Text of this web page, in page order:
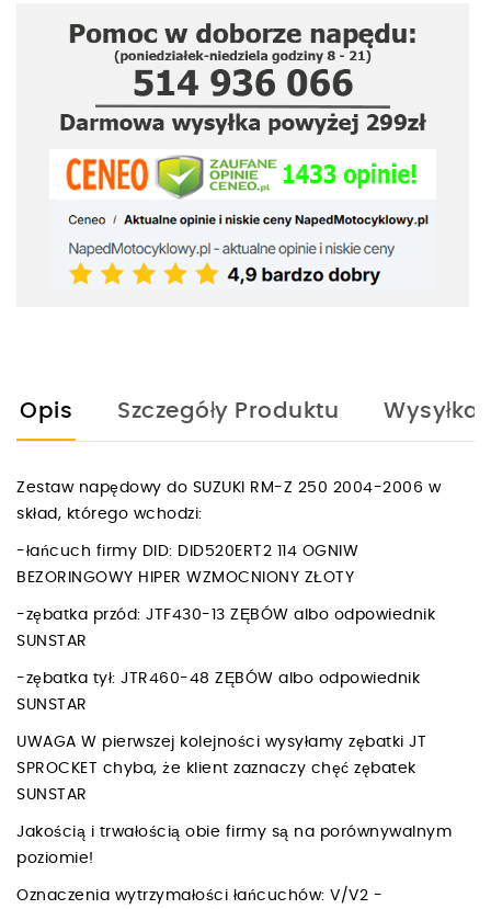
Opis Szczegóły Produktu Wysyłka
Zestaw napędowy do SUZUKI RM-Z 250 2004-2006 w
skład, którego wchodzi:
-łańcuch firmy DID: DID520ERT2 114 OGNIW
BEZORINGOWY HIPER WZMOCNIONY ZŁOTY
-zębatka przód: JTF430-13 ZĘBÓW albo odpowiednik
SUNSTAR
-zębatka tył: JTR460-48 ZĘBÓW albo odpowiednik
SUNSTAR
UWAGA W pierwszej kolejności wysyłamy zębatki JT
SPROCKET chyba, że klient zaznaczy chęć zębatek
SUNSTAR
Jakością i trwałością obie firmy są na porównywalnym
poziomie!
Oznaczenia wytrzymałości łańcuchów: V/V2 -